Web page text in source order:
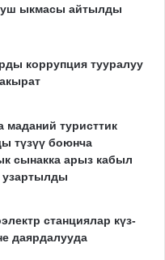
ыкмасы айтылды
коррупция тууралуу
маданий туристтик
түзүү боюнча
сынакка арыз кабыл
узартылды
станциялар күз-
даярдалууда